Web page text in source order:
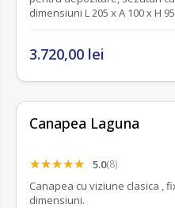
dimensiuni L 205 x A 100 x H 95
3.720,00 lei
Canapea Laguna
5.0(8)
Canapea cu viziune clasica , fixa , disponibila in 2 variante de
dimensiuni.